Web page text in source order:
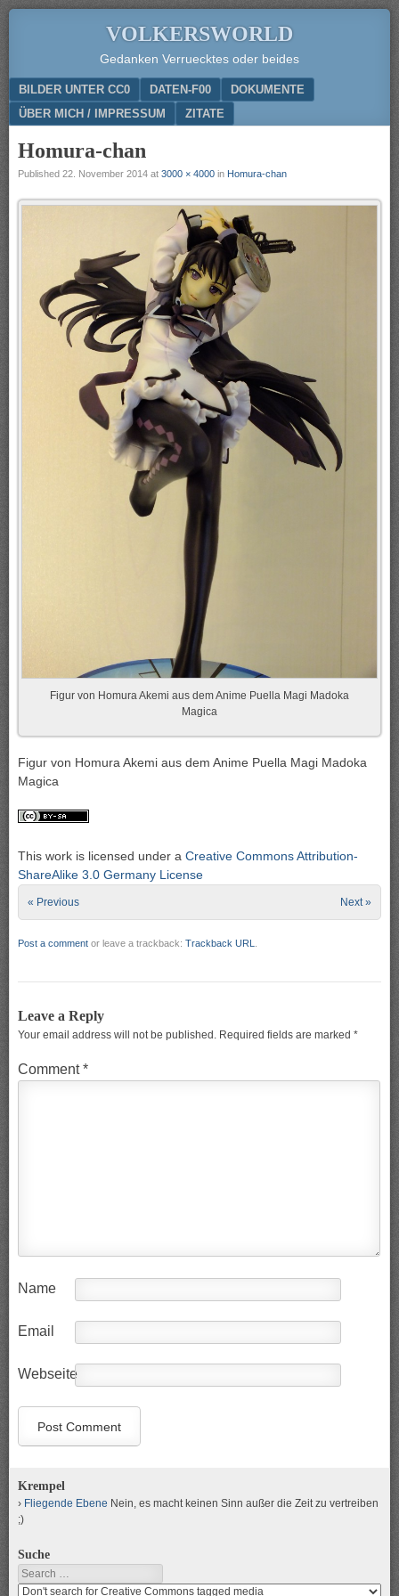
VOLKERSWORLD
Gedanken Verruecktes oder beides
Menu
SKIP TO CONTENT
BILDER UNTER CC0 DATEN-F00
DOKUMENTE
ÜBER MICH / IMPRESSUM
ZITATE
Homura-chan
Published 22. November 2014 at 3000 × 4000 in Homura-chan
Figur von Homura Akemi aus dem Anime Puella Magi Madoka
Magica
Figur von Homura Akemi aus dem Anime Puella Magi Madoka
Magica
This work is licensed under a Creative Commons Attribution-
ShareAlike 3.0 Germany License
« Previous Next »
Post a comment or leave a trackback: Trackback URL
Leave a Reply
Your email address will not be published. Required fields are marked *
Comment*
Name
Email
Webseite
Krempel
Fliegende Ebene Nein, es macht keinen Sinn außer die Zeit zu vertreiben
;)
Suche
Search
Search